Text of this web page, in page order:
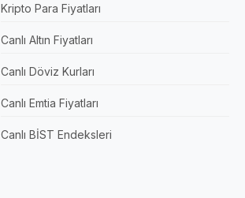
Kripto Para Fiyatları
Canlı Altın Fiyatları
Canlı Döviz Kurları
Canlı Emtia Fiyatları
Canlı BİST Endeksleri